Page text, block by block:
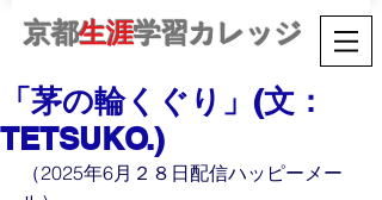
京都生涯学習カレッジ
「茅の輪くぐり」(文：
TETSUKO.)
（2025年6月２８日配信ハッピーメー